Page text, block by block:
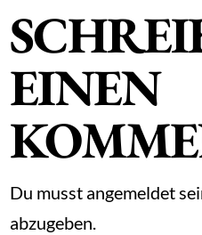
EINEN
Du musst angemeldet
abzugeben.